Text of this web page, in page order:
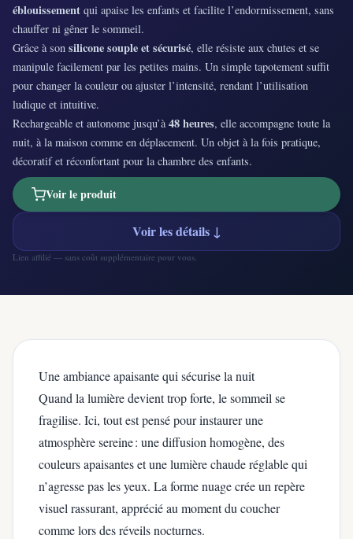
éblouissement qui apaise les enfants et facilite l’endormissement, sans
chauffer ni gêner le sommeil.
Grâce à son silicone souple et sécurisé, elle résiste aux chutes et se
manipule facilement par les petites mains. Un simple tapotement suffit
pour changer la couleur ou ajuster l’intensité, rendant l’utilisation
ludique et intuitive.
Rechargeable et autonome jusqu’à 48 heures, elle accompagne toute la
nuit, à la maison comme en déplacement. Un objet à la fois pratique,
décoratif et réconfortant pour la chambre des enfants.
Voir le produit
Voir les détails ↓
Lien affilié — sans coût supplémentaire pour vous.
Une ambiance apaisante qui sécurise la nuit
Quand la lumière devient trop forte, le sommeil se
fragilise. Ici, tout est pensé pour instaurer une
atmosphère sereine : une diffusion homogène, des
couleurs apaisantes et une lumière chaude réglable qui
n’agresse pas les yeux. La forme nuage crée un repère
visuel rassurant, apprécié au moment du coucher
comme lors des réveils nocturnes.